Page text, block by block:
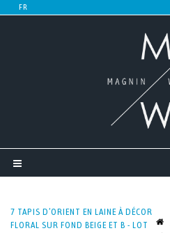
7 TAPIS D’ORIENT EN LAINE À DÉCOR
FLORAL SUR FOND BEIGE ET B - LOT